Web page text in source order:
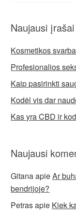
Naujausi įrašai
Kosmetikos
Profesionalios
Kaip pasirinkti
Kodėl vis dar
Kas yra CBD ir
Naujausi
GitanaapieAr
bendrijoje?
Petrasapie Kiek